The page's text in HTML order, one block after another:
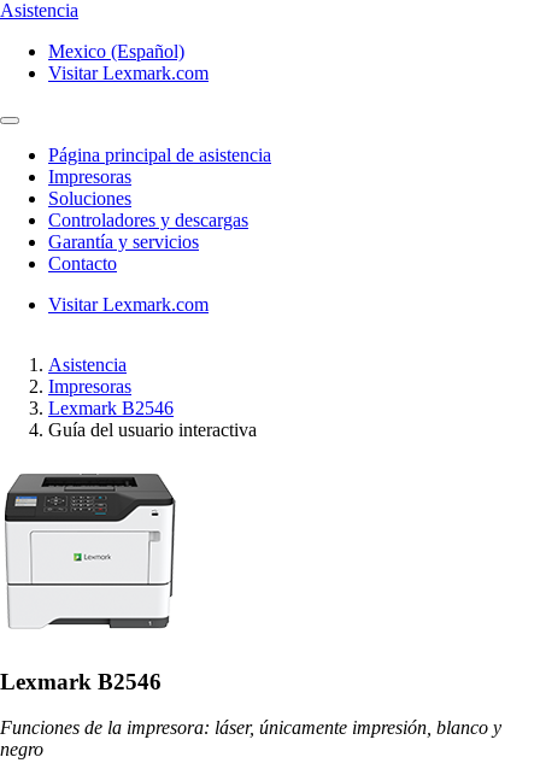
Asistencia
Mexico (Español)
Visitar Lexmark.com
Página principal de asistencia
Impresoras
Soluciones
Controladores y descargas
Garantía y servicios
Contacto
Visitar Lexmark.com
Asistencia
Impresoras
Lexmark B2546
Guía del usuario interactiva
Lexmark B2546
Funciones de la impresora: láser, únicamente impresión, blanco y
negro